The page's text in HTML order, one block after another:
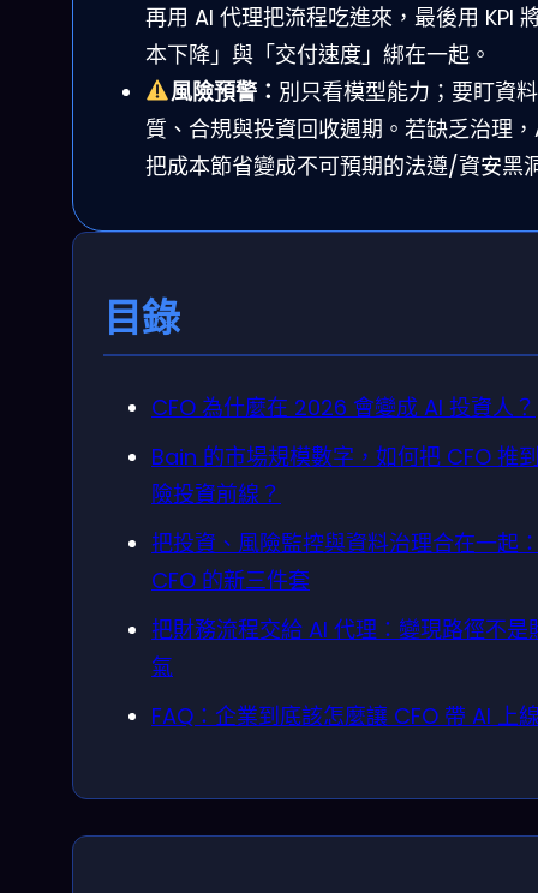
再用 AI 代理把流程吃進來，最後用 KPI
本下降」與「交付速度」綁在一起。
風險預警： 別只看模型能力；要盯資
質、合規與投資回收週期。若缺乏治理
把成本節省變成不可預期的法遵/資安黑
目錄
CFO 為什麼在 2026 會變成 AI 投資人？
Bain 的市場規模數字，如何把 CFO 推
險投資前線？
把投資、風險監控與資料治理合在一起
CFO 的新三件套
把財務流程交給 AI 代理：變現路徑不是
氣
FAQ：企業到底該怎麼讓 CFO 帶 AI 上